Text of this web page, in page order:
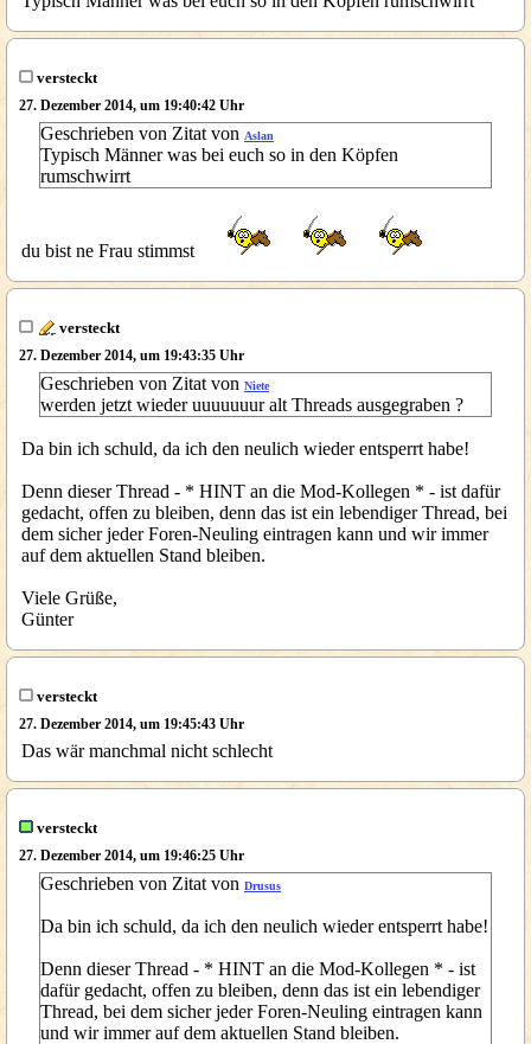
versteckt
27. Dezember 2014, um 19:40:42 Uhr
Geschrieben von Zitat von Aslan
Typisch Männer was bei euch so in den Köpfen
rumschwirrt
du bist ne Frau stimmst
versteckt
27. Dezember 2014, um 19:43:35 Uhr
Geschrieben von Zitat von Niete
werden jetzt wieder uuuuuuur alt Threads ausgegraben ?
Da bin ich schuld, da ich den neulich wieder entsperrt habe!
Denn dieser Thread - * HINT an die Mod-Kollegen * - ist dafür
gedacht, offen zu bleiben, denn das ist ein lebendiger Thread, bei
dem sicher jeder Foren-Neuling eintragen kann und wir immer
auf dem aktuellen Stand bleiben.
Viele Grüße,
Günter
versteckt
27. Dezember 2014, um 19:45:43 Uhr
Das wär manchmal nicht schlecht
versteckt
27. Dezember 2014, um 19:46:25 Uhr
Geschrieben von Zitat von Drusus
Da bin ich schuld, da ich den neulich wieder entsperrt habe!
Denn dieser Thread - * HINT an die Mod-Kollegen * - ist
dafür gedacht, offen zu bleiben, denn das ist ein lebendiger
Thread, bei dem sicher jeder Foren-Neuling eintragen kann
und wir immer auf dem aktuellen Stand bleiben.